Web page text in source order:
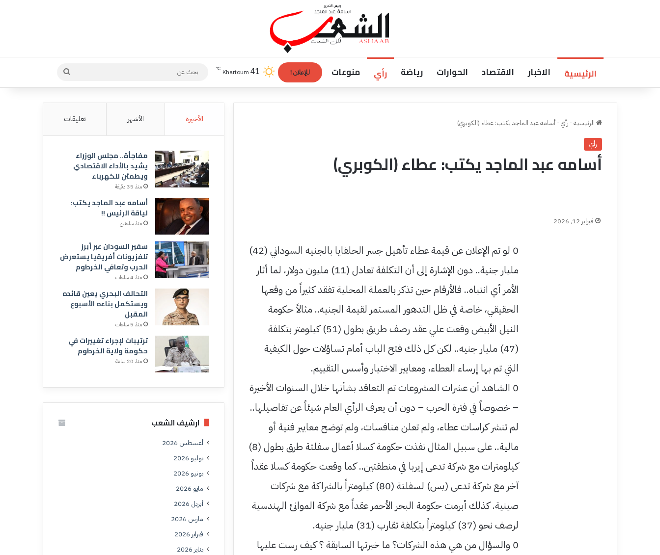
الرئيسية الاخبار الاقتصاد الحوارات رياضة رأي منوعات للإعلان ! Khartoum 41
℃
عن
الرئيسية - رأي - أسامه عبد الماجد يكتب: عطاء (الكوبري)
رأي
أسامه عبد الماجد يكتب: عطاء (الكوبري)
0 لو تم الإعلان عن قيمة عطاء تأهيل جسر الحلفايا بالجنيه السوداني (42)
مليار جنية.. دون الإشارة إلى أن التكلفة تعادل (11) مليون دولار، لما أثار
الأمر أي انتباه.. فالأرقام حين تذكر بالعملة المحلية تفقد كثيراً من وقعها
الحقيقي، خاصة في ظل التدهور المستمر لقيمة الجنيه.. مثالاً حكومة
النيل الأبيض وقعت علي عقد رصف طريق بطول (51) كيلومتر بتكلفة
(47) مليار جنيه.. لكن كل ذلك فتح الباب أمام تساؤلات حول الكيفية
التي تم بها إرساء العطاء، ومعايير الاختيار وأسس التقييم.
0 الشاهد أن عشرات المشروعات تم التعاقد بشأنها خلال السنوات الأخيرة
– خصوصاً في فترة الحرب – دون أن يعرف الرأي العام شيئاً عن تفاصيلها..
لم تنشر كراسات عطاء، ولم تعلن منافسات، ولم توضح معايير فنية أو
مالية.. على سبيل المثال نفذت حكومة كسلا أعمال سفلتة طرق بطول (8)
كيلومترات مع شركة تدعى إيربا في منطقتين.. كما وقعت حكومة كسلا عقداً
آخر مع شركة تدعى (يس) لسفلتة (80) كيلومتراً بالشراكة مع شركات
صينية. كذلك أبرمت حكومة البحر الأحمر عقداً مع شركة الموانئ الهندسية
لرصف نحو (37) كيلومتراً بتكلفة تقارب (31) مليار جنيه.
0 والسؤال من هي هذه الشركات؟ ما خبرتها السابقة ؟ كيف رست عليها
فبراير 12, 2026
الأخيرة الأشهر تعليقات
مفاجأة.. مجلس الوزراء
يشيد بالأداء الاقتصادي
ويطمئن للكهرباء
منذ 35 دقيقة
أسامه عبد الماجد يكتب:
لياقة الرئيس !!
منذ ساعتين
سفير السودان عبر أبرز
تلفزيونات أفريقيا يستعرض
الحرب وتعافي الخرطوم
منذ 4 ساعات
التحالف البحري يعين قائده
ويستكمل بناءه الأسبوع
المقبل
منذ 5 ساعات
ترتيبات لإجراء تغييرات في
حكومة ولاية الخرطوم
منذ 20 ساعة
ارشيف الشعب
أغسطس 2026
يوليو 2026
يونيو 2026
مايو 2026
أبريل 2026
مارس 2026
فبراير 2026
يناير 2026